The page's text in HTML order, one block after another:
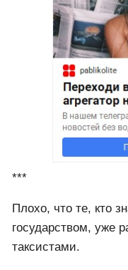
***
Плохо, что те, кто
государством, уже
таксистами.